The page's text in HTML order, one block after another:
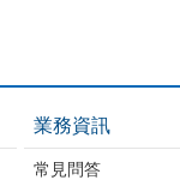
業務資訊
常見問答